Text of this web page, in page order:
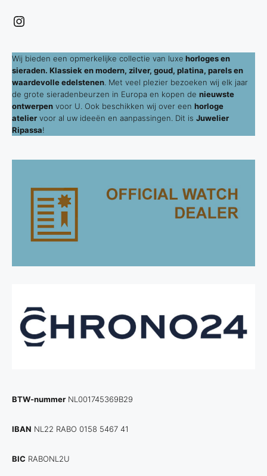
Instagram
Wij bieden een opmerkelijke collectie van luxe horloges en
sieraden. Klassiek en modern, zilver, goud, platina, parels en
waardevolle edelstenen . Met veel plezier bezoeken wij elk jaar
de grote sieradenbeurzen in Europa en kopen de nieuwste
ontwerpen voor U. Ook beschikken wij over een horloge
atelier voor al uw ideeën en aanpassingen. Dit is Juwelier
Ripassa!
BTW-nummer NL001745369B29
IBAN NL22 RABO 0158 5467 41
BIC RABONL2U